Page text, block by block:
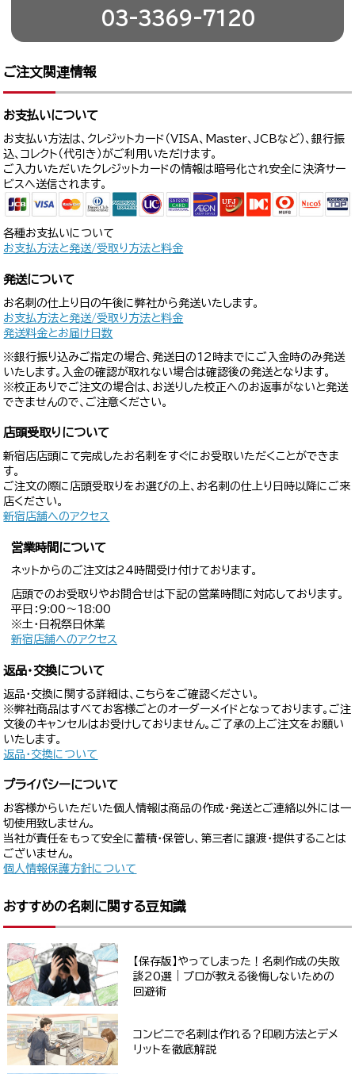
03-3369-7120
ご注文関連情報
お支払いについて
お支払い方法は、クレジットカード（VISA、Master、JCBなど）、銀行振
込、コレクト（代引き）がご利用いただけます。
ご入力いただいたクレジットカードの情報は暗号化され安全に決済サー
ビスへ送信されます。
各種お支払いについて
お支払方法と発送/受取り方法と料金
発送について
お名刺の仕上り日の午後に弊社から発送いたします。
お支払方法と発送/受取り方法と料金
発送料金とお届け日数
※銀行振り込みご指定の場合、発送日の12時までにご入金時のみ発送
いたします。入金の確認が取れない場合は確認後の発送となります。
※校正ありでご注文の場合は、お送りした校正へのお返事がないと発送
できませんので、ご注意ください。
店頭受取りについて
新宿店店頭にて完成したお名刺をすぐにお受取いただくことができま
す。
ご注文の際に店頭受取りをお選びの上、お名刺の仕上り日時以降にご来
店ください。
新宿店舗へのアクセス
営業時間について
ネットからのご注文は24時間受け付けております。
店頭でのお受取りやお問合せは下記の営業時間に対応しております。
平日：9:00〜18:00
※土・日祝祭日休業
新宿店舗へのアクセス
返品・交換について
返品・交換に関する詳細は、こちらをご確認ください。
※弊社商品はすべてお客様ごとのオーダーメイドとなっております。ご注
文後のキャンセルはお受けしておりません。ご了承の上ご注文をお願い
いたします。
返品・交換について
プライバシーについて
お客様からいただいた個人情報は商品の作成・発送とご連絡以外には一
切使用致しません。
当社が責任をもって安全に蓄積・保管し、第三者に譲渡・提供することは
ございません。
個人情報保護方針について
おすすめの名刺に関する豆知識
【保存版】やってしまった！名刺作成の失敗
談20選｜プロが教える後悔しないための
回避術
コンビニで名刺は作れる？印刷方法とデメ
リットを徹底解説